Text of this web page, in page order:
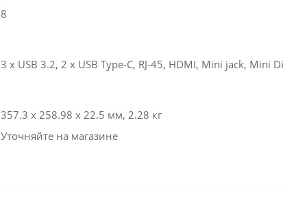
8
3 x USB 3.2, 2 x USB Type-C, RJ-45, HDMI, Mini jack, Mini
357.3 х 258.98 х 22.5 мм, 2.28 кг
Уточняйте на магазине